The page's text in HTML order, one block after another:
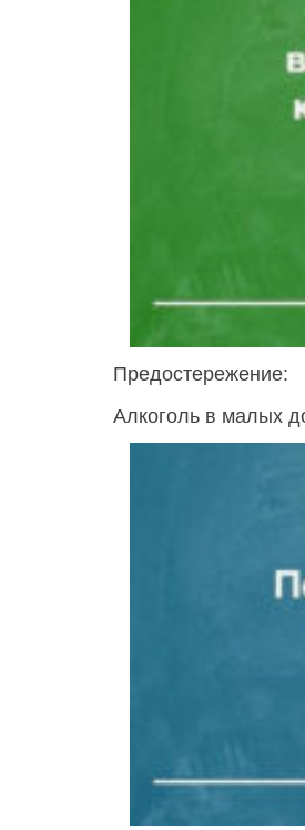
Предостережение:
Алкоголь в малых